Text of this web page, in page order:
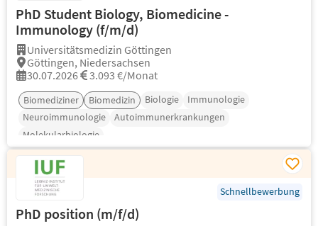
PhD Student Biology, Biomedicine -
Immunology (f/m/d)
Universitätsmedizin Göttingen
Göttingen, Niedersachsen
30.07.2026
3.093 €/Monat
Biomediziner Biomedizin Biologie
Immunologie
Neuroimmunologie
Autoimmunerkrankungen
Molekularbiologie
Schnellbewerbung
PhD position (m/f/d)